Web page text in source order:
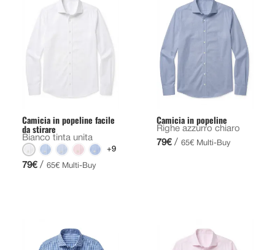
Camicia in popeline facile
da stirare
Bianco tinta unita
+9
79€ / 65€ Multi-Buy
Camicia in popeline
Righe azzurro chiaro
79€ / 65€ Multi-Buy